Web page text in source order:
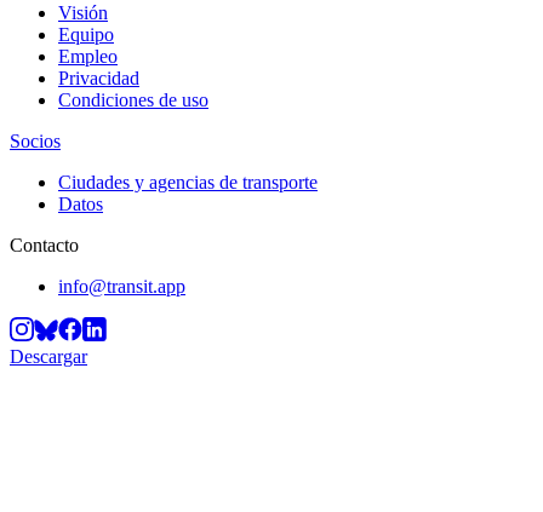
Visión
Equipo
Empleo
Privacidad
Condiciones de uso
Socios
Ciudades y agencias de transporte
Datos
Contacto
info@transit.app
Descargar